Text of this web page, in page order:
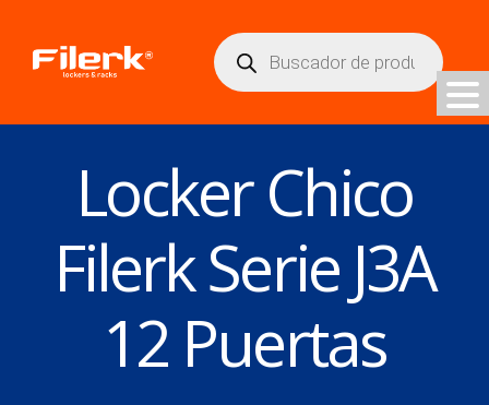
Búsqueda
de
productos
Locker Chico
Filerk Serie J3A
12 Puertas